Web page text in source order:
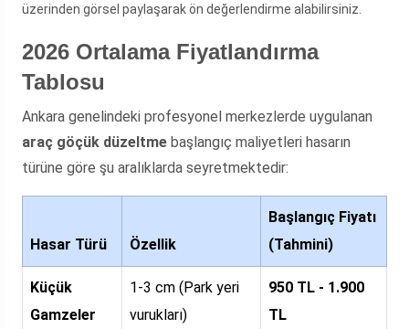
üzerinden görsel paylaşarak ön değerlendirme alabilirsiniz.
2026 Ortalama Fiyatlandırma
Tablosu
Ankara genelindeki profesyonel merkezlerde uygulanan
araç göçük düzeltme başlangıç maliyetleri hasarın
türüne göre şu aralıklarda seyretmektedir:
Hasar Türü Özellik
Başlangıç Fiyatı
(Tahmini)
Küçük
Gamzeler
1-3 cm (Park yeri
vurukları)
950 TL - 1.900
TL